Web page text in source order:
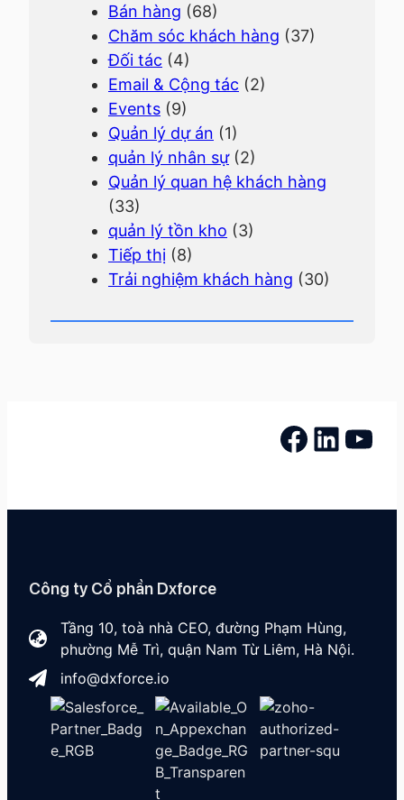
Bán hàng (68)
Chăm sóc khách hàng (37)
Đối tác (4)
Email & Cộng tác (2)
Events (9)
Quản lý dự án (1)
quản lý nhân sự(2)
Quản lý quan hệ khách hàng
(33)
quản lý tồn kho (3)
Tiếp thị (8)
Trải nghiệm khách hàng (30)
Facebook LinkedIn YouTube
Công ty Cổ phần Dxforce
Tầng 10, toà nhà CEO, đường Phạm Hùng,
phường Mễ Trì, quận Nam Từ Liêm, Hà Nội.
info@dxforce.io